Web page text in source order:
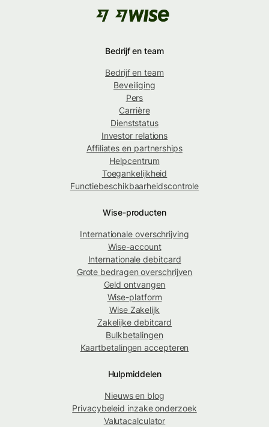
Bedrijf en team
Bedrijf en team
Beveiliging
Pers
Carrière
Dienststatus
Investor relations
Affiliates en partnerships
Helpcentrum
Toegankelijkheid
Functiebeschikbaarheidscontrole
Wise-producten
Internationale overschrijving
Wise-account
Internationale debitcard
Grote bedragen overschrijven
Geld ontvangen
Wise-platform
Wise Zakelijk
Zakelijke debitcard
Bulkbetalingen
Kaartbetalingen accepteren
Hulpmiddelen
Nieuws en blog
Privacybeleid inzake onderzoek
Valutacalculator